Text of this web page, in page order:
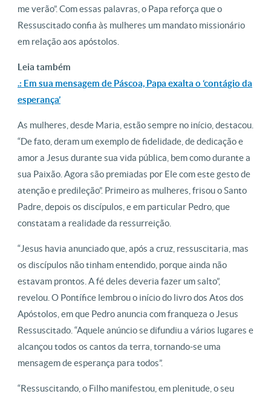
me verão”. Com essas palavras, o Papa reforça que o
Ressuscitado confia às mulheres um mandato missionário
em relação aos apóstolos.
Leia também
.: Em sua mensagem de Páscoa, Papa exalta o ‘contágio da
esperança’
As mulheres, desde Maria, estão sempre no início, destacou.
“De fato, deram um exemplo de fidelidade, de dedicação e
amor a Jesus durante sua vida pública, bem como durante a
sua Paixão. Agora são premiadas por Ele com este gesto de
atenção e predileção”. Primeiro as mulheres, frisou o Santo
Padre, depois os discípulos, e em particular Pedro, que
constatam a realidade da ressurreição.
“Jesus havia anunciado que, após a cruz, ressuscitaria, mas
os discípulos não tinham entendido, porque ainda não
estavam prontos. A fé deles deveria fazer um salto”,
revelou. O Pontífice lembrou o início do livro dos Atos dos
Apóstolos, em que Pedro anuncia com franqueza o Jesus
Ressuscitado. “Aquele anúncio se difundiu a vários lugares e
alcançou todos os cantos da terra, tornando-se uma
mensagem de esperança para todos”.
“Ressuscitando, o Filho manifestou, em plenitude, o seu